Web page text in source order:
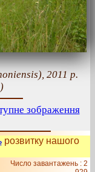
2011 р.
зображення
розвитку нашого
Число завантажень : 2